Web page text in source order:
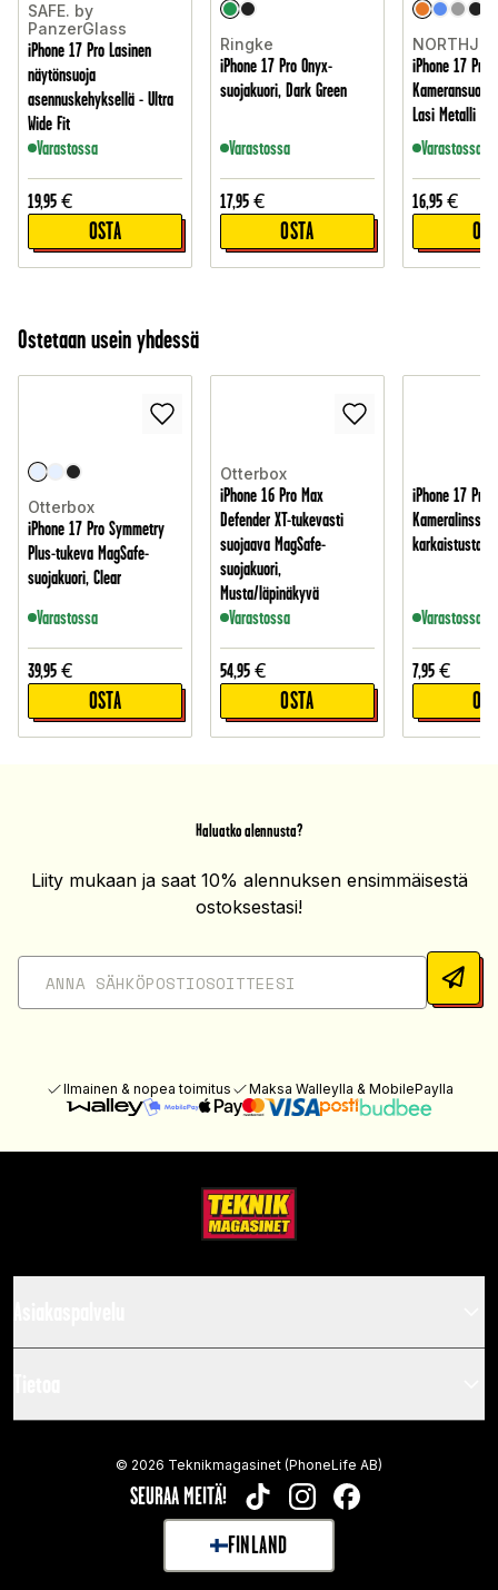
SAFE. by
PanzerGlass
iPhone 17 Pro Lasinen
näytönsuoja
asennuskehyksellä - Ultra
Wide Fit
Varastossa
19,95 €
OSTA
Ringke
iPhone 17 Pro Onyx-
suojakuori, Dark Green
Varastossa
17,95 €
OSTA
NORTHJO
iPhone 17 Pro
Lasi Metalli
Varastossa
16,95 €
Ostetaan usein yhdessä
Otterbox
iPhone 17 Pro Symmetry
Plus-tukeva MagSafe-
suojakuori, Clear
Varastossa
39,95 €
OSTA
Otterbox
iPhone 16 Pro Max
Defender XT-tukevasti
suojaava MagSafe-
suojakuori,
Musta/läpinäkyvä
Varastossa
54,95 €
OSTA
iPhone 17 Pro
Kameralinssin
karkaistusta
Varastossa
7,95 €
Haluatko alennusta?
Liity mukaan ja saat 10% alennuksen ensimmäisestä
ostoksestasi!
Ilmainen & nopea toimitus Maksa Walleylla & MobilePaylla
SEURAA MEITÄ! TIKTOKINSTAGRAMFACEBOOK
FINLAND
SELECT MARKET
© 2026 Teknikmagasinet (PhoneLife AB)